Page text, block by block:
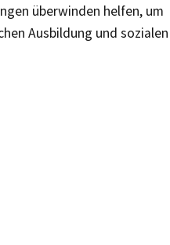
überwinden helfen, um
Ausbildung und sozialen